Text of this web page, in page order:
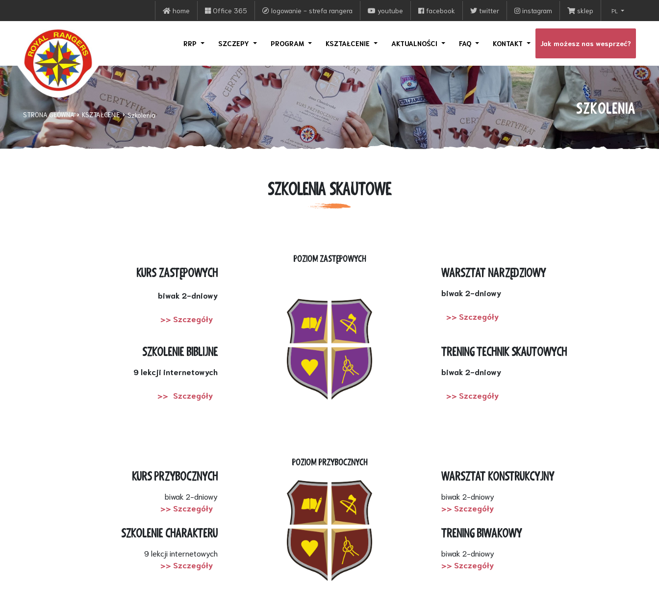
home Office 365 logowanie - strefa rangera youtube facebook twitter instagram sklep PL
RRP SZCZEPY PROGRAM KSZTAŁCENIE AKTUALNOŚCI FAQ KONTAKT Jak możesz nas wesprzeć?
KSZTAŁCENIE
STRONA GŁÓWNA Szkolenia SZKOLENIA
SZKOLENIA SKAUTOWE
POZIOM ZASTĘPOWYCH
KURS ZASTĘPOWYCH
biwak 2-dniowy
>> Szczegóły
WARSZTAT NARZĘDZIOWY
biwak 2-dniowy
>> Szczegóły
SZKOLENIE BIBLIJNE
9 lekcji internetowych
>> Szczegóły
TRENING TECHNIK SKAUTOWYCH
biwak 2-dniowy
>> Szczegóły
POZIOM PRZYBOCZNYCH
KURS PRZYBOCZNYCH
biwak 2-dniowy
>> Szczegóły
WARSZTAT KONSTRUKCYJNY
biwak 2-dniowy
>> Szczegóły
SZKOLENIE CHARAKTERU
9 lekcji internetowych
>> Szczegóły
TRENING BIWAKOWY
biwak 2-dniowy
>> Szczegóły